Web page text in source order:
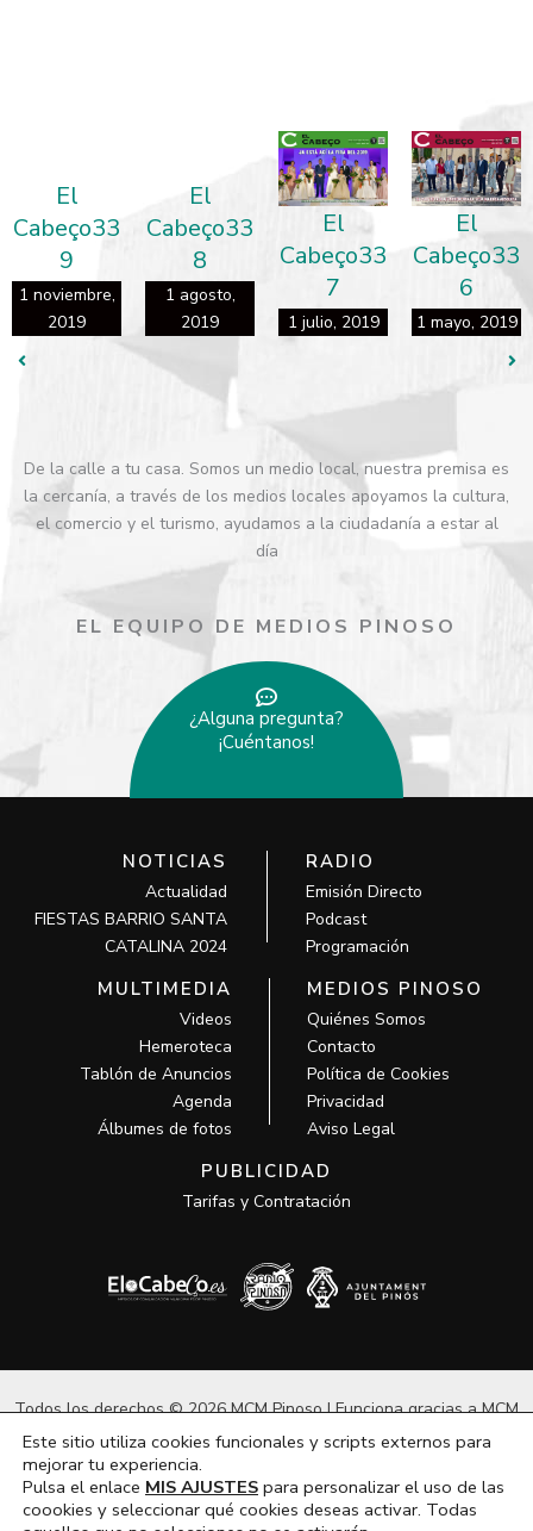
El
Cabeço33
8
1 agosto,
2019
El
Cabeço33
7
1 julio, 2019
El
Cabeço33
6
1 mayo, 2019
El
Cabeço33
5
1 febrero,
2019
De la calle a tu casa. Somos un medio local, nuestra premisa es
la cercanía, a través de los medios locales apoyamos la cultura,
el comercio y el turismo, ayudamos a la ciudadanía a estar al
día
EL EQUIPO DE MEDIOS PINOSO
¿Alguna pregunta?
¡Cuéntanos!
NOTICIAS
Actualidad
FIESTAS BARRIO SANTA
CATALINA 2024
RADIO
Emisión Directo
Podcast
Programación
MULTIMEDIA
Videos
Hemeroteca
Tablón de Anuncios
Agenda
Álbumes de fotos
MEDIOS PINOSO
Quiénes Somos
Contacto
Política de Cookies
Privacidad
Aviso Legal
PUBLICIDAD
Tarifas y Contratación
Todos los derechos © 2026 MCM Pinoso | Funciona gracias aMCM
Pinoso
Este sitio utiliza cookies funcionales y scripts externos para
mejorar tu experiencia.
Pulsa el enlace MIS AJUSTES para personalizar el uso de las
coookies y seleccionar qué cookies deseas activar. Todas